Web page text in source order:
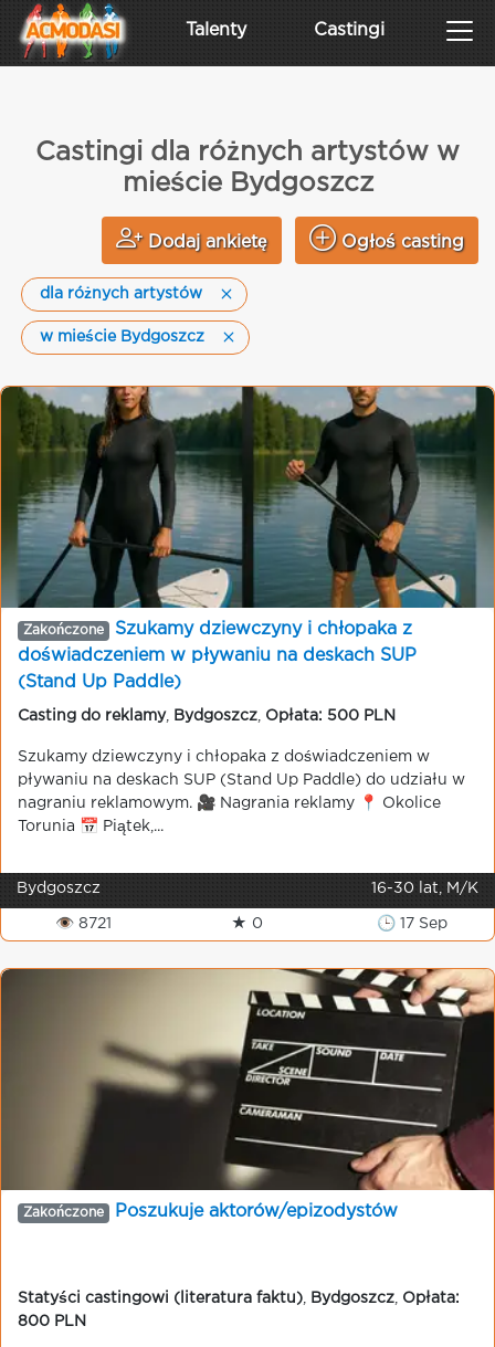
Talenty Castingi
Castingi dla różnych artystów w
mieście Bydgoszcz
Dodaj ankietę Ogłoś casting
dla różnych artystów
w mieście Bydgoszcz
Zakończone
Szukamy dziewczyny i chłopaka z
doświadczeniem w pływaniu na deskach SUP
(Stand Up Paddle)
Casting do reklamy, Bydgoszcz Opłata: 500 PLN
Szukamy dziewczyny i chłopaka z doświadczeniem w
pływaniu na deskach SUP (Stand Up Paddle) do udziału w
nagraniu reklamowym. 🎥 Nagrania reklamy 📍 Okolice
Torunia 📅 Piątek,...
Bydgoszcz 16-30 lat, M/K
👁 8721 ★ 0 🕒 17 Sep
Zakończone Poszukuje aktorów/epizodystów
Statyści castingowi (literatura faktu) Bydgoszcz
Opłata:
800 PLN